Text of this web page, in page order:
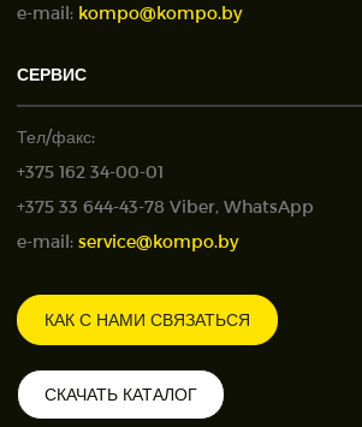
e-mail: kompo@kompo.by
СЕРВИС
Тел/факс:
+375 162 34-00-01
+375 33 644-43-78 Viber, WhatsApp
e-mail: service@kompo.by
КАК С НАМИ СВЯЗАТЬСЯ
СКАЧАТЬ КАТАЛОГ